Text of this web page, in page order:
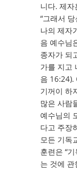
니다. 제
“그래서
나의 제자
음 예수님
종자가 되
가를 지고
음 16:24).
기꺼이 하
많은 사람
예수님의
다고 주장
모든 기독
훈련은 “
는 것에 관